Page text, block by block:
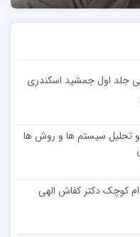
جلد اول جمشید اسکندری
و تحليل سيستم ها و روش ها
کوچک دکتر کفاش الهی